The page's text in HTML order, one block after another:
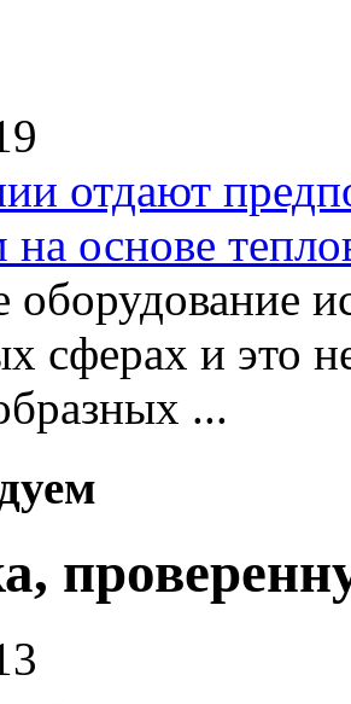
отдают
на основе
оборудование
сферах и это
...